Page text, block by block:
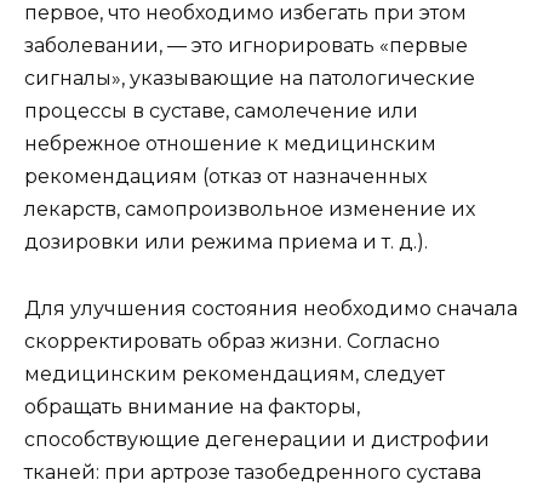
первое, что необходимо избегать при этом
заболевании, — это игнорировать «первые
сигналы», указывающие на патологические
процессы в суставе, самолечение или
небрежное отношение к медицинским
рекомендациям (отказ от назначенных
лекарств, самопроизвольное изменение их
дозировки или режима приема и т. д.).
Для улучшения состояния необходимо сначала
скорректировать образ жизни. Согласно
медицинским рекомендациям, следует
обращать внимание на факторы,
способствующие дегенерации и дистрофии
тканей: при артрозе тазобедренного сустава